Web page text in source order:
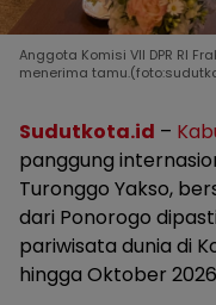
Anggota Komisi VII DPR RI
menerima
Sudutkota.id –
panggung
Turonggo Yakso,
dari Ponorogo
pariwisata dunia di
hingga Oktober